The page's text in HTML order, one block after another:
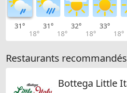
31°
18°
31°
18°
32°
18°
33°
18°
Restaurants recommandés